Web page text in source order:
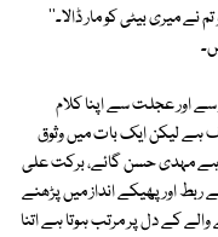
نے میری بیٹی کو مار ڈالا۔''
اور عجلت سے اپنا کلام
ہے لیکن ایک بات میں وثوق
مہدی حسن گائے، برکت علی
ربط اور پھیکے انداز میں پڑھنے
کے دل پر مرتب ہوتا ہے اتنا